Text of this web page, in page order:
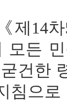
제14
모든
건한
침으